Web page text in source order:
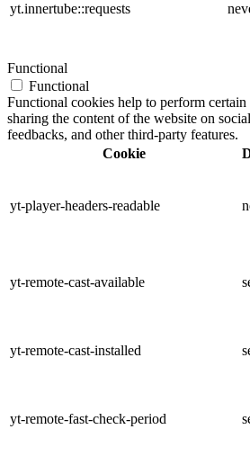
yt.innertube::requests
Functional
Functional
Functional cookies help to perform
sharing the content of the website on
feedbacks, and other third-party features.
Cookie
yt-player-headers-readable
yt-remote-cast-available
yt-remote-cast-installed
yt-remote-fast-check-period